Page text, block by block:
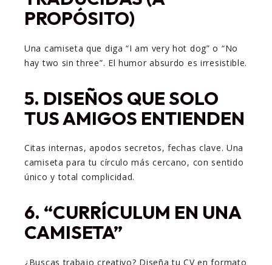
PROPÓSITO)
Una camiseta que diga “I am very hot dog” o “No
hay two sin three”. El humor absurdo es irresistible.
5. DISEÑOS QUE SOLO
TUS AMIGOS ENTIENDEN
Citas internas, apodos secretos, fechas clave. Una
camiseta para tu círculo más cercano, con sentido
único y total complicidad.
6. “CURRÍCULUM EN UNA
CAMISETA”
¿Buscas trabajo creativo? Diseña tu CV en formato